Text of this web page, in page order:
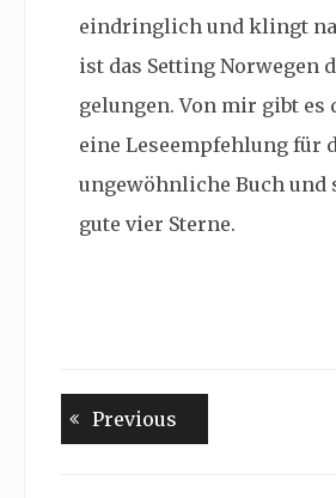
eindringlich und klingt
ist das Setting Norwegen
gelungen. Von mir gibt
eine Leseempfehlung für
ungewöhnliche Buch und
gute vier Sterne.
Beitragsnavigation
Previous